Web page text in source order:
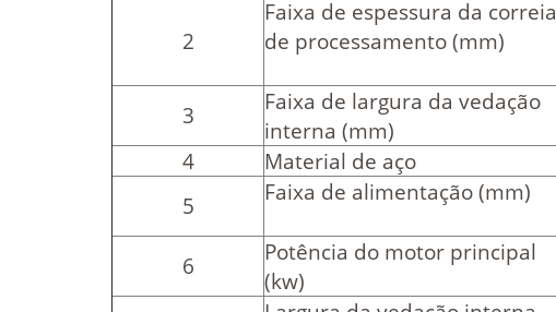
2
Faixa de espessura da correia
de processamento (mm)
3
Faixa de largura da vedação
interna (mm)
4
Material de aço
5
Faixa de alimentação (mm)
6
Potência do motor principal
(kw)